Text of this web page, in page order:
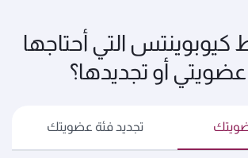
كيوبوينتس التي أحتاجها
أو تجديدها؟
تجديد فئة عضويتك